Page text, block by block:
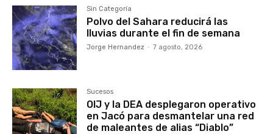
Sin Categoría
Polvo del Sahara reducirá las
lluvias durante el fin de semana
Jorge Hernandez - 7 agosto, 2026
Sucesos
OIJ y la DEA desplegaron operativo
en Jacó para desmantelar una red
de maleantes de alias “Diablo”